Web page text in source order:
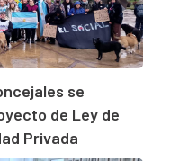
se
de Ley de
Privada